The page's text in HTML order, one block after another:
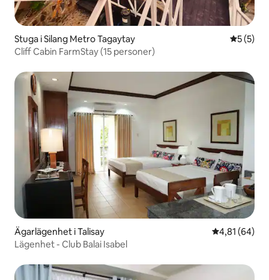
Stuga i Silang Metro Tagaytay 5 av 5 i
5 (5)
Cliff Cabin FarmStay (15 personer)
Ägarlägenhet i Talisay 4,81 av 5 i
4,81 (64)
Lägenhet - Club Balai Isabel